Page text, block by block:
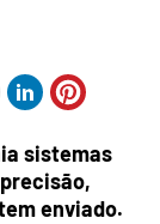
sistemas
enviado.